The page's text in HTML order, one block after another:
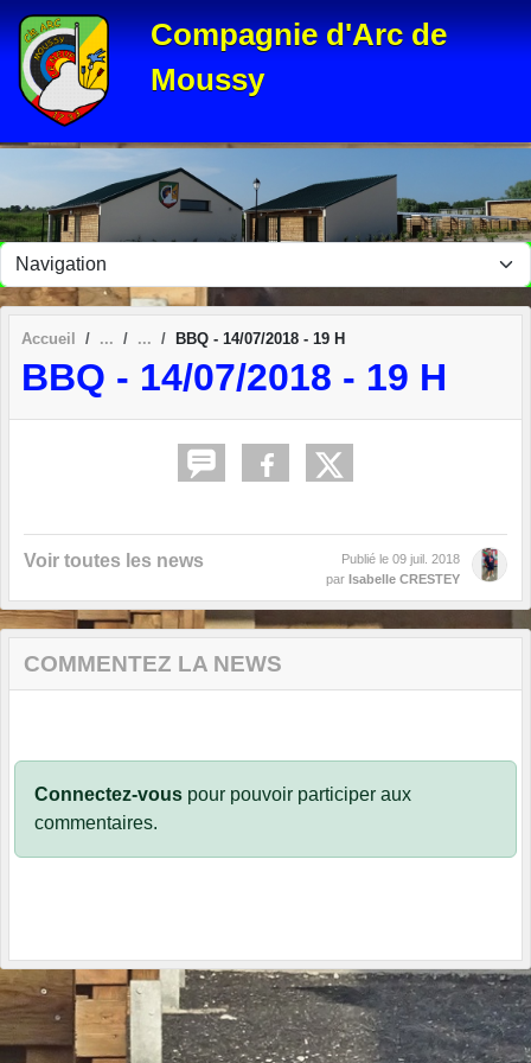
Compagnie d'Arc de
Moussy
Accueil BBQ - 14/07/2018 - 19 H
BBQ - 14/07/2018 - 19 H
Voir toutes les news Publié le 09 juil. 2018
par Isabelle CRESTEY
COMMENTEZ LA NEWS
Connectez-vous pour pouvoir participer aux
commentaires.
Panneau de gestion des cookies